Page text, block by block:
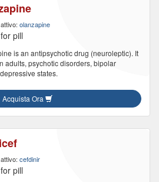
olanzapine
for pill
is an antipsychotic drug (neuroleptic). It
adults, psychotic disorders, bipolar
states.
Acquista Ora
cefdinir
for pill